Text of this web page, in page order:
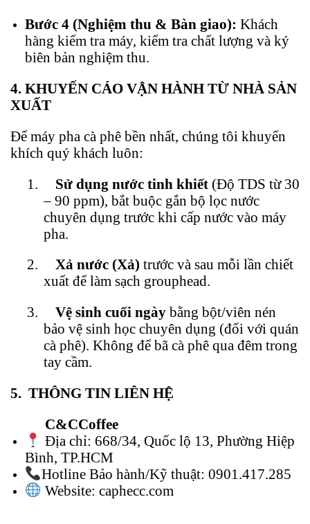
Bước 4 (Nghiệm thu & Bàn giao): Khách
hàng kiểm tra máy, kiểm tra chất lượng và ký
biên bản nghiệm thu.
4. KHUYẾN CÁO VẬN HÀNH TỪ NHÀ SẢN
XUẤT
Để máy pha cà phê bền nhất, chúng tôi khuyến
khích quý khách luôn:
1.
Sử dụng nước tinh khiết (Độ TDS từ 30
– 90 ppm), bắt buộc gắn bộ lọc nước
chuyên dụng trước khi cấp nước vào máy
pha.
2.
Xả nước (Xả) trước và sau mỗi lần chiết
xuất để làm sạch grouphead.
3.
Vệ sinh cuối ngày bằng bột/viên nén
bảo vệ sinh học chuyên dụng (đối với quán
cà phê). Không để bã cà phê qua đêm trong
tay cầm.
5. THÔNG TIN LIÊN HỆ
C&CCoffee
Địa chỉ: 668/34, Quốc lộ 13, Phường Hiệp
Bình, TP.HCM
Hotline Bảo hành/Kỹ thuật: 0901.417.285
Website: caphecc.com